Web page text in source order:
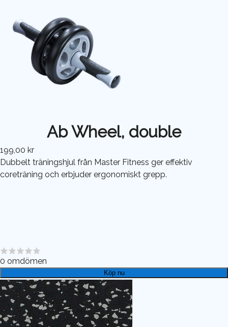
Ab Wheel, double
199,00 kr
Dubbelt träningshjul från Master Fitness ger effektiv
coreträning och erbjuder ergonomiskt grepp.
0 omdömen
Köp nu